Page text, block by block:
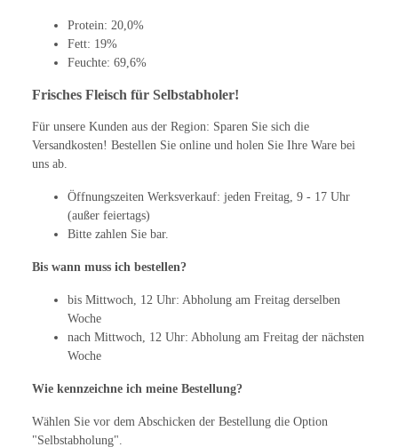
Protein: 20,0%
Fett: 19%
Feuchte: 69,6%
Frisches Fleisch für Selbstabholer!
Für unsere Kunden aus der Region: Sparen Sie sich die
Versandkosten! Bestellen Sie online und holen Sie Ihre Ware bei
uns ab.
Öffnungszeiten Werksverkauf: jeden Freitag, 9 - 17 Uhr
(außer feiertags)
Bitte zahlen Sie bar.
Bis wann muss ich bestellen?
bis Mittwoch, 12 Uhr: Abholung am Freitag derselben
Woche
nach Mittwoch, 12 Uhr: Abholung am Freitag der nächsten
Woche
Wie kennzeichne ich meine Bestellung?
Wählen Sie vor dem Abschicken der Bestellung die Option
"Selbstabholung".